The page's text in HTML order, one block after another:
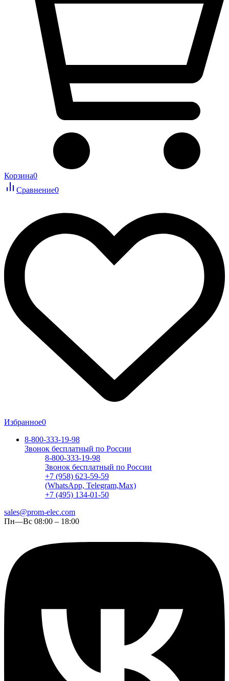
Корзина0
Сравнение0
Избранное0
8-800-333-19-98
Звонок бесплатный по России
8-800-333-19-98
Звонок бесплатный по России
+7 (958) 623-59-59
(WhatsApp, Telegram,Max)
+7 (495) 134-01-50
sales@prom-elec.com
Пн—Вс 08:00 – 18:00